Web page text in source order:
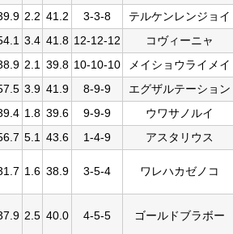
2.2 41.2 3-3-8
テルケンレンジョイ
3.4 41.8 12-12-12
コヴィーニャ
2.1 39.8 10-10-10
メイショウライメイ
3.9 41.9 8-9-9
エグザルテーション
1.8 39.6 9-9-9
ウワサノルイ
5.1 43.6 1-4-9 アスタリウス
1.6 38.9 3-5-4 ワレハカゼノコ
2.5 40.0 4-5-5 ゴールドブラボー